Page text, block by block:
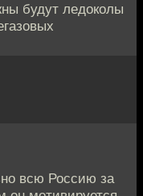
будут ледоколы
всю Россию за